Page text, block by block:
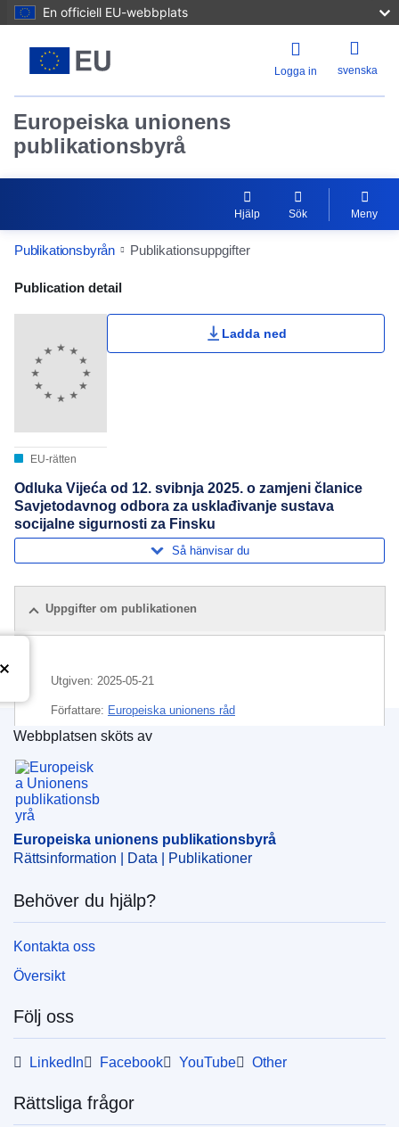
En officiell EU-webbplats
Logga in svenska
Europeiska unionens
publikationsbyrå
Hjälp Sök Meny
Publikationsbyrån Publikationsuppgifter
Publication Detail Actions Portlet
Publication detail
EU-rätten
Ladda ned
Odluka Vijeća od 12. svibnja 2025. o zamjeni članice
Savjetodavnog odbora za usklađivanje sustava
socijalne sigurnosti za Finsku
Så hänvisar du
Uppgifter om publikationen
Utgiven: 2025-05-21
Författare: Europeiska unionens råd
trygghet
CELEX : 32025D02806
OJ : C_202502806
pdfa2a
Europeiska unionens publikationsbyrå
Webbplatsen sköts av
Europeiska unionens publikationsbyrå
Rättsinformation | Data | Publikationer
Behöver du hjälp?
Kontakta oss
Översikt
Följ oss
LinkedIn Facebook YouTube Other
Rättsliga frågor